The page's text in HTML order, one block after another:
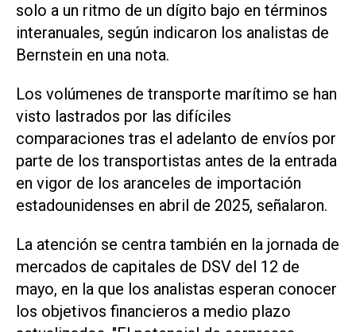
solo a un ritmo de un dígito bajo en términos
interanuales, según indicaron los ​analistas de
Bernstein en una nota.
Los volúmenes de transporte marítimo se han
visto ‌lastrados por las difíciles
comparaciones tras el adelanto ‌de envíos por
parte de los transportistas antes de la entrada
en vigor de los aranceles ⁠de importación
estadounidenses en abril de 2025, señalaron.
La atención se centra también en la jornada de
mercados de capitales de DSV del 12 de
mayo, en la que los analistas esperan conocer
los objetivos financieros a medio plazo